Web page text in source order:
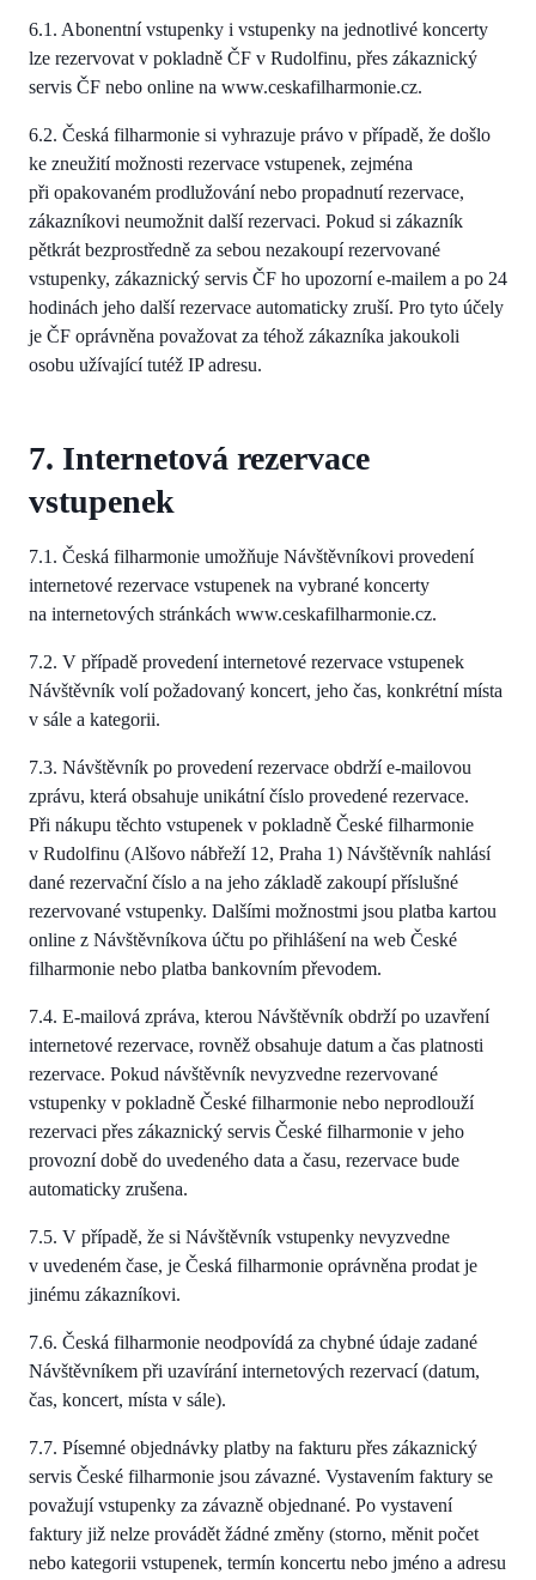
6.1. Abonentní vstupenky i vstupenky na jednotlivé koncerty
lze rezervovat v pokladně ČF v Rudolfinu, přes zákaznický
servis ČF nebo online na www.ceskafilharmonie.cz.
6.2. Česká filharmonie si vyhrazuje právo v případě, že došlo
ke zneužití možnosti rezervace vstupenek, zejména
při opakovaném prodlužování nebo propadnutí rezervace,
zákazníkovi neumožnit další rezervaci. Pokud si zákazník
pětkrát bezprostředně za sebou nezakoupí rezervované
vstupenky, zákaznický servis ČF ho upozorní e-mailem a po 24
hodinách jeho další rezervace automaticky zruší. Pro tyto účely
je ČF oprávněna považovat za téhož zákazníka jakoukoli
osobu užívající tutéž IP adresu.
7. Internetová rezervace
vstupenek
7.1. Česká filharmonie umožňuje Návštěvníkovi provedení
internetové rezervace vstupenek na vybrané koncerty
na internetových stránkách www.ceskafilharmonie.cz.
7.2. V případě provedení internetové rezervace vstupenek
Návštěvník volí požadovaný koncert, jeho čas, konkrétní místa
v sále a kategorii.
7.3. Návštěvník po provedení rezervace obdrží e-mailovou
zprávu, která obsahuje unikátní číslo provedené rezervace.
Při nákupu těchto vstupenek v pokladně České filharmonie
v Rudolfinu (Alšovo nábřeží 12, Praha 1) Návštěvník nahlásí
dané rezervační číslo a na jeho základě zakoupí příslušné
rezervované vstupenky. Dalšími možnostmi jsou platba kartou
online z Návštěvníkova účtu po přihlášení na web České
filharmonie nebo platba bankovním převodem.
7.4. E-mailová zpráva, kterou Návštěvník obdrží po uzavření
internetové rezervace, rovněž obsahuje datum a čas platnosti
rezervace. Pokud návštěvník nevyzvedne rezervované
vstupenky v pokladně České filharmonie nebo neprodlouží
rezervaci přes zákaznický servis České filharmonie v jeho
provozní době do uvedeného data a času, rezervace bude
automaticky zrušena.
7.5. V případě, že si Návštěvník vstupenky nevyzvedne
v uvedeném čase, je Česká filharmonie oprávněna prodat je
jinému zákazníkovi.
7.6. Česká filharmonie neodpovídá za chybné údaje zadané
Návštěvníkem při uzavírání internetových rezervací (datum,
čas, koncert, místa v sále).
7.7. Písemné objednávky platby na fakturu přes zákaznický
servis České filharmonie jsou závazné. Vystavením faktury se
považují vstupenky za závazně objednané. Po vystavení
faktury již nelze provádět žádné změny (storno, měnit počet
nebo kategorii vstupenek, termín koncertu nebo jméno a adresu